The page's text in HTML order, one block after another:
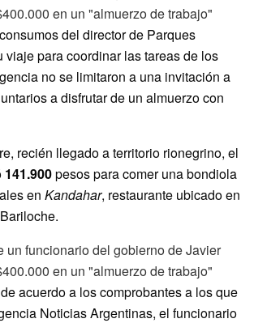
del director de Parques
viaje para coordinar las tareas de los
no se limitaron a una invitación a
a disfrutar de un almuerzo con
recién llegado a territorio rionegrino, el
141.900pesos para comer una bondiola
en Kandahar, restaurante ubicado en
acuerdo a los comprobantes a los que
Noticias Argentinas, el funcionario